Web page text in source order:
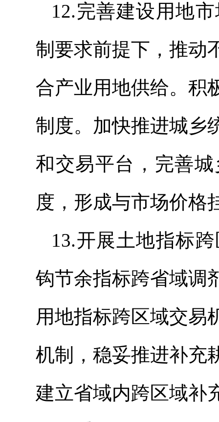
12.完善建设用地
制要求前提下，推动
合产业用地供给。积
制度。加快推进城乡
和交易平台，完善
度，形成与市场价格
13.开展土地指标
钩节余指标跨省域调
用地指标跨区域交易
机制，稳妥推进补充
建立省域内跨区域补